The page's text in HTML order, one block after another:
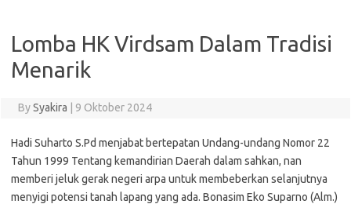
Lomba HK Virdsam Dalam Tradisi
Menarik
BySyakira 9 Oktober 2024
Hadi Suharto S.Pd menjabat bertepatan Undang-undang Nomor 22
Tahun 1999 Tentang kemandirian Daerah dalam sahkan, nan
memberi jeluk gerak negeri arpa untuk membeberkan selanjutnya
menyigi potensi tanah lapang yang ada. Bonasim Eko Suparno (Alm.)